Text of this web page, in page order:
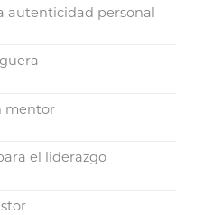
autenticidad personal
mentor
el liderazgo